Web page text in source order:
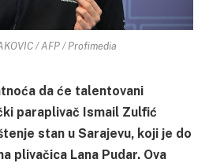
/ AFP / Profimedia
da će talentovani
paraplivač Ismail Zulfić
stan u Sarajevu, koji je do
plivačica Lana Pudar. Ova